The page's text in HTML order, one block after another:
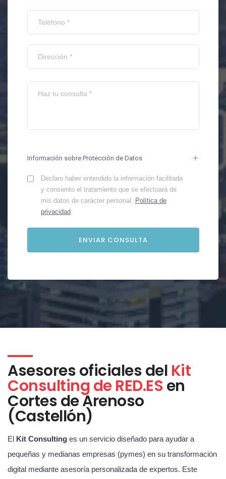
Información sobre Protección de Datos
Declaro haber entendido la información facilitada
y consiento el tratamiento que se efectuará de
mis datos de carácter personal. Política de
privacidad.
Asesores oficiales del Kit
Consulting de RED.ESen
Cortes de Arenoso
(Castellón)
El Kit Consulting es un servicio diseñado para ayudar a
pequeñas y medianas empresas (pymes) en su transformación
digital mediante asesoría personalizada de expertos. Este